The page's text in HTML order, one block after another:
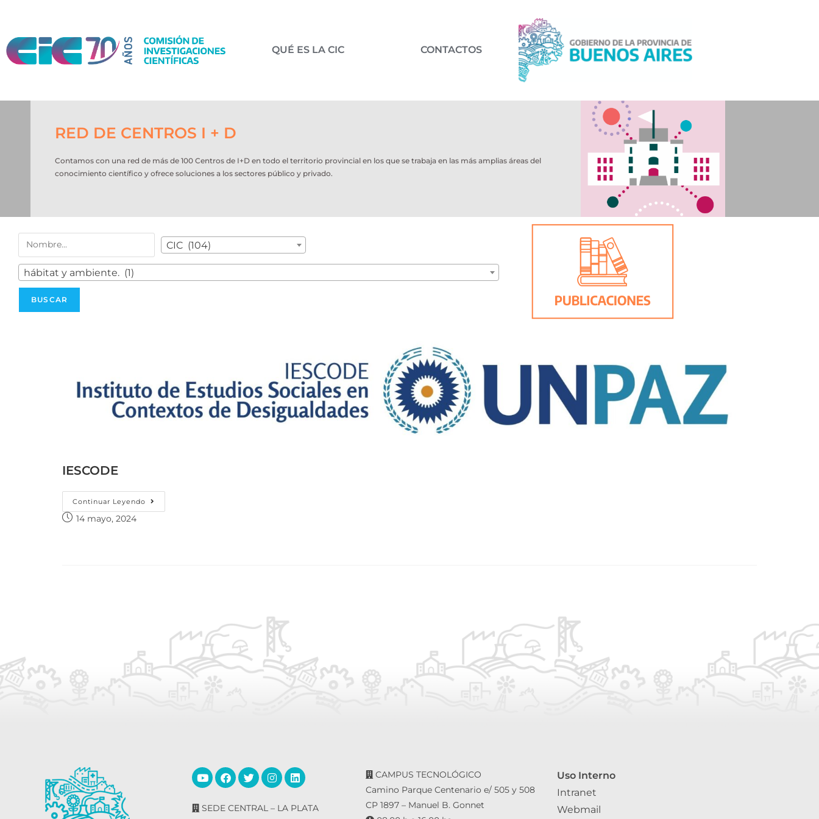
QUÉ ES LA CIC CONTACTOS
RED DE CENTROS I + D
Contamos con una red de más de 100 Centros de I+D en todo el territorio provincial en los que se trabaja en las más amplias áreas del
conocimiento científico y ofrece soluciones a los sectores público y privado.
CIC (104)
hábitat y ambiente. (1)
IESCODE
Continuar Leyendo
14 mayo, 2024
SEDE CENTRAL – LA PLATA
CAMPUS TECNOLÓGICO
Camino Parque Centenario e/ 505 y 508
CP 1897 – Manuel B. Gonnet
Uso Interno
Intranet
Webmail